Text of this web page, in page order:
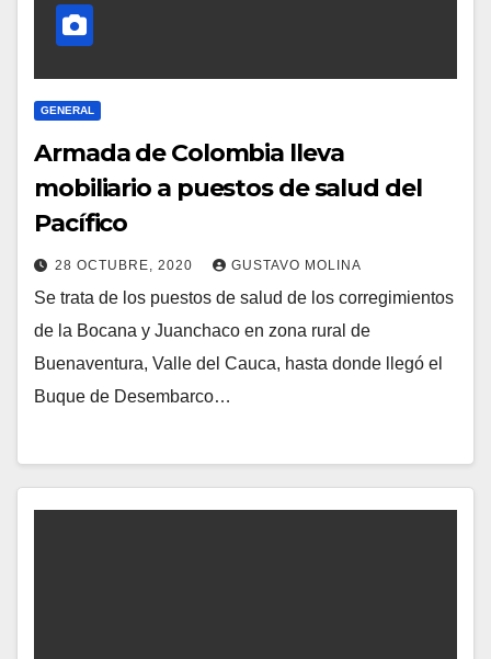
GENERAL
Armada de Colombia lleva
mobiliario a puestos de salud del
Pacífico
28 OCTUBRE, 2020 GUSTAVO MOLINA
Se trata de los puestos de salud de los corregimientos
de la Bocana y Juanchaco en zona rural de
Buenaventura, Valle del Cauca, hasta donde llegó el
Buque de Desembarco…